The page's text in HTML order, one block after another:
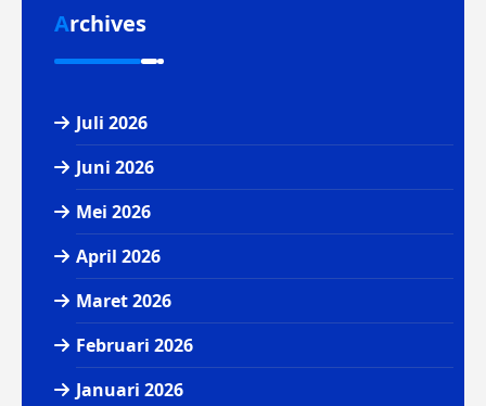
Archives
Juli 2026
Juni 2026
Mei 2026
April 2026
Maret 2026
Februari 2026
Januari 2026